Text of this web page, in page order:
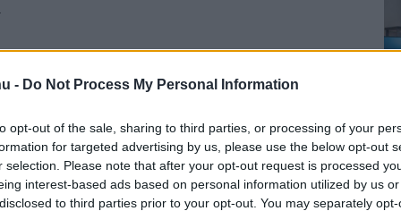
- Do Not Process My Personal Information
opt-out of the sale, sharing to third parties, or processing of your
for targeted advertising by us, please use the below opt-out
selection. Please note that after your opt-out request is processed
interest-based ads based on personal information utilized by us
to third parties prior to your opt-out. You may separately
készülékek tulajdonosai közül sokan panaszkodnak arra,
olvasó a frissítés után megadta magát.
Android 7.1.2